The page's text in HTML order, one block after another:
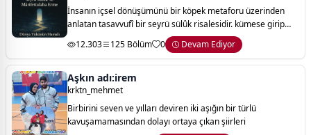
İnsanın içsel dönüşümünü bir köpek metaforu üzerinden
anlatan tasavvufî bir seyrü sülûk risalesidir. kümese girip
tavukları yiyen köpeğin hikâyesi, bilinçsizlikten farkındalığa,
suçtan telafiye uzanan
12.303 125 Bölüm 0 Devam Ediyor
Aşkın adı:irem
krktn_mehmet
Birbirini seven ve yılları deviren iki aşığın bir türlü
kavuşamamasından dolayı ortaya çıkan şiirleri